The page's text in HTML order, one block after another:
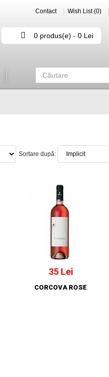
Contact Wish List (0)
0 produs(e) - 0 Lei
Sortare după:
35 Lei
CORCOVA ROSE